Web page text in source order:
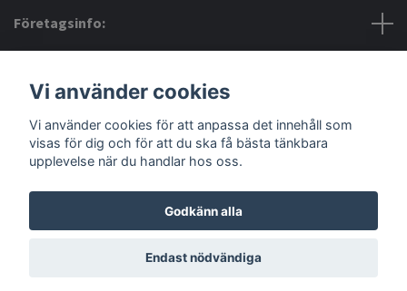
Företagsinfo:
Sociala medier
© 2026 Amerino
Vi använder cookies
Vi använder cookies för att anpassa det innehåll som
visas för dig och för att du ska få bästa tänkbara
upplevelse när du handlar hos oss.
Godkänn alla
Endast nödvändiga